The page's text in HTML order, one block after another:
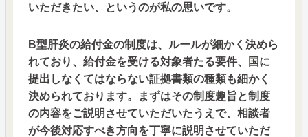
いただきたい、というのが私の思いです。
B型肝炎の給付金の制度は、ルールが細かく決めら
れており、給付金を受ける対象者たる要件、国に
提出しなくてはならない証拠書類の種類も細かく
決められております。まずはその制度趣旨と制度
の内容をご説明させていただいたうえで、相談者
が今後対応すべき方向を丁寧に説明させていただ